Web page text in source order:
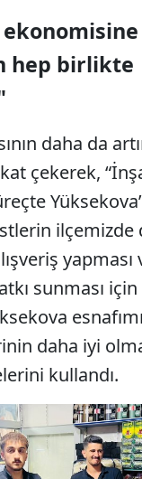
hep birlikte
daha da
çekerek,
ilçemizde
sunması
daha iyi
kullandı.